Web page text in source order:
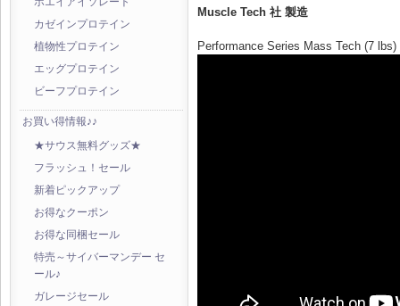
ホエイアイソレート
カゼインプロテイン
植物性プロテイン
エッグプロテイン
ビーフプロテイン
お買い得情報♪♪
★サウス無料グッズ★
フラッシュ！セール
新着ピックアップ
お得なクーポン
お得な同梱セール
特売～サイバーマンデー セ
ール♪
ガレージセール
Muscle Tech 社 製造
Performance Series Mass Tech (7 lbs)